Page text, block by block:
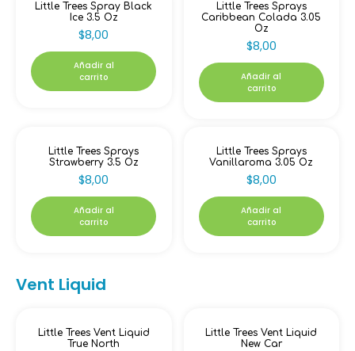
Little Trees Spray Black
Ice 3.5 Oz
$8,00
Añadir al
carrito
Little Trees Sprays
Caribbean Colada 3.05
Oz
$8,00
Añadir al
carrito
Little Trees Sprays
Strawberry 3.5 Oz
$8,00
Añadir al
carrito
Little Trees Sprays
Vanillaroma 3.05 Oz
$8,00
Añadir al
carrito
Vent Liquid
Little Trees Vent Liquid
True North
Little Trees Vent Liquid
New Car